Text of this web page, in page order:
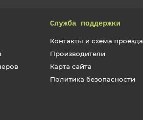
Служба поддержки
Контакты и схема проезда
Производители
Карта сайта
Политика безопасности